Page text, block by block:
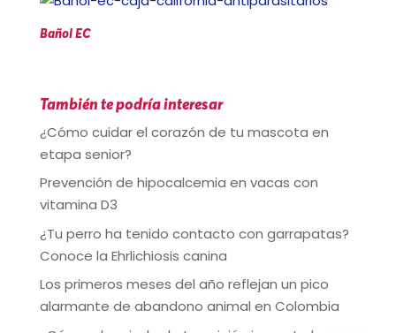
Bañol EC
También te podría interesar
¿Cómo cuidar el corazón de tu mascota en
etapa senior?
Prevención de hipocalcemia en vacas con
vitamina D3
¿Tu perro ha tenido contacto con garrapatas?
Conoce la Ehrlichiosis canina
Los primeros meses del año reflejan un pico
alarmante de abandono animal en Colombia